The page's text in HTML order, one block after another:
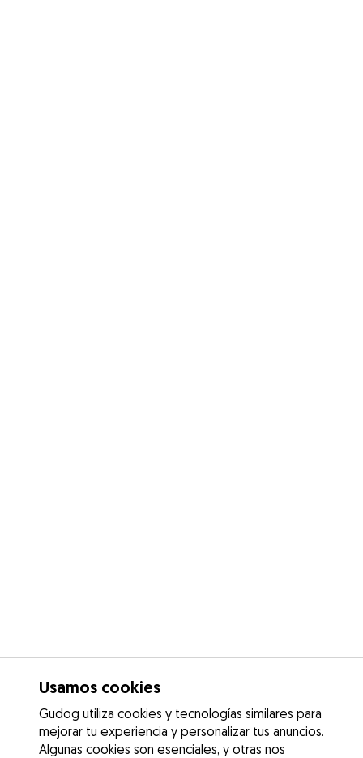
Usamos cookies
Gudog utiliza cookies y tecnologías similares para
mejorar tu experiencia y personalizar tus anuncios.
Algunas cookies son esenciales, y otras nos